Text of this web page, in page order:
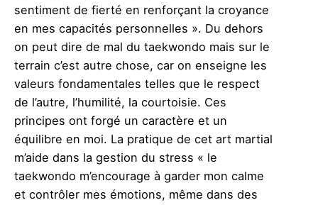
sentiment de fierté en renforçant la croyance
en mes capacités personnelles ». Du dehors
on peut dire de mal du taekwondo mais sur le
terrain c’est autre chose, car on enseigne les
valeurs fondamentales telles que le respect
de l’autre, l’humilité, la courtoisie. Ces
principes ont forgé un caractère et un
équilibre en moi. La pratique de cet art martial
m’aide dans la gestion du stress « le
taekwondo m’encourage à garder mon calme
et contrôler mes émotions, même dans des